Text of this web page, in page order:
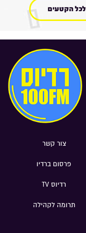
לכל הקטעים
צור קשר
פרסום ברדיו
רדיוס TV
תרומה לקהילה